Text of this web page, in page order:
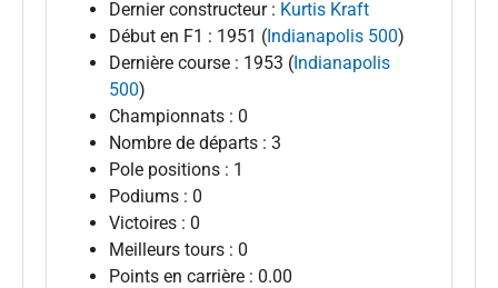
Dernier constructeur : Kurtis Kraft
Début en F1 : 1951 (Indianapolis 500)
Dernière course : 1953 (Indianapolis
500)
Championnats : 0
Nombre de départs : 3
Pole positions : 1
Podiums : 0
Victoires : 0
Meilleurs tours : 0
Points en carrière : 0.00